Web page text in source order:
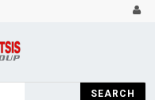
SEARCH